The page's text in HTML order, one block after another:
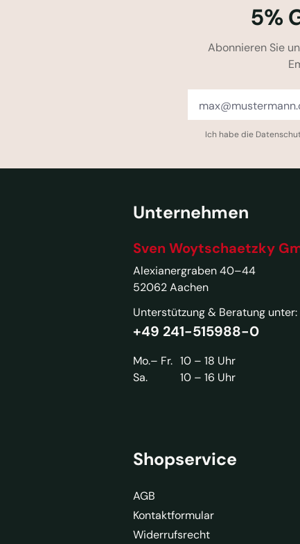
5%
Abonnieren Sie
Ich habe die
Unternehmen
Sven Woytschaetzky
Alexianergraben 40–44
52062 Aachen
Unterstützung & Beratung unter:
+49 241-515988-0
Mo.– Fr. 10 – 18 Uhr
Sa.
10 – 16 Uhr
Shopservice
AGB
Kontaktformular
Widerrufsrecht